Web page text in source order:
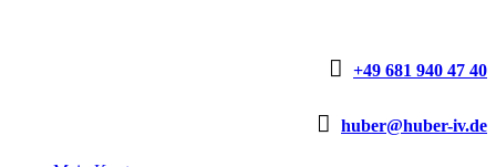
 +49 681 940 47 40
 huber@huber-iv.de